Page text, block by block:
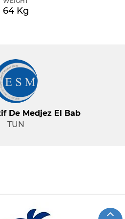
64 Kg
De Medjez El Bab
TUN